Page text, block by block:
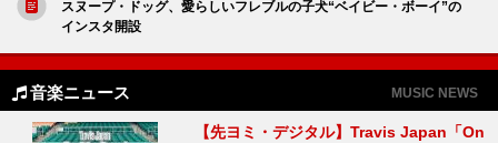
スヌープ・ドッグ、愛らしいフレブルの子犬“ベイビー・ボーイ”の
インスタ開設
音楽ニュース MUSIC NEWS
【先ヨミ・デジタル】Travis Japan「On